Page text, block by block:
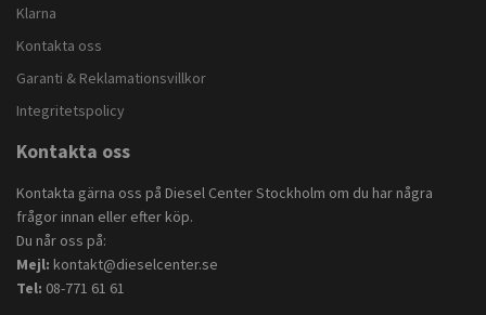
Klarna
Kontakta oss
Garanti & Reklamationsvillkor
Integritetspolicy
Kontakta oss
Kontakta gärna oss på Diesel Center Stockholm om du har några
frågor innan eller efter köp.
Du når oss på:
Mejl: kontakt@dieselcenter.se
Tel: 08-771 61 61